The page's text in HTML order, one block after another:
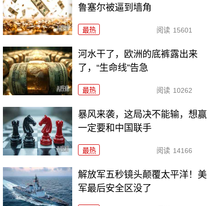
鲁塞尔被逼到墙角
最热 阅读 15601
河水干了，欧洲的底裤露出来
了，“生命线”告急
最热 阅读 10262
暴风来袭，这局决不能输，想赢
一定要和中国联手
最热 阅读 14166
解放军五秒镜头颠覆太平洋！美
军最后安全区没了